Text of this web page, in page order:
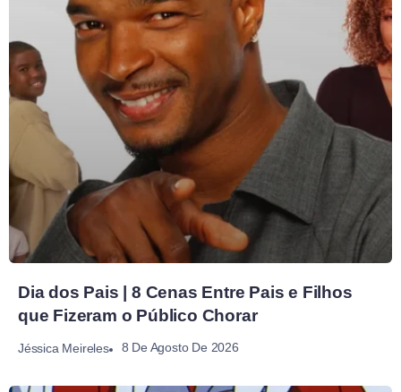
Dia dos Pais | 8 Cenas Entre Pais e Filhos
que Fizeram o Público Chorar
Jéssica Meireles 8 De Agosto De 2026